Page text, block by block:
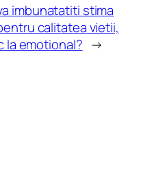
imbunatatiti stima
calitatea vietii,
la emotional? →